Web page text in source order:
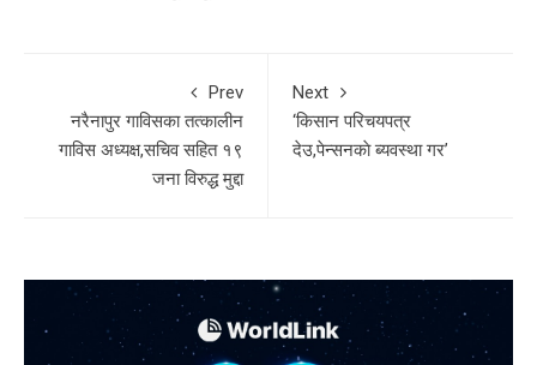
Prev
नरैनापुर गाविसका तत्कालीन
गाविस अध्यक्ष,सचिव सहित १९
जना विरुद्ध मुद्दा
Next
‘किसान परिचयपत्र
देउ,पेन्सनकाे ब्यवस्था गर’